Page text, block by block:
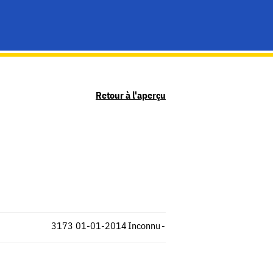
Retour à l'aperçu
Inconnu
3173 -
01-01-2014